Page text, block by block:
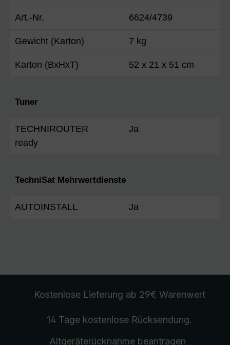
Art.-Nr. 6624/4739
Gewicht (Karton) 7 kg
Karton (BxHxT) 52 x 21 x 51 cm
Tuner
TECHNIROUTER
ready
Ja
TechniSat Mehrwertdienste
AUTOINSTALL Ja
Kostenlose Lieferung ab 29€ Warenwert
14 Tage kostenlose Rücksendung.
Altgeräterücknahmebeantragen